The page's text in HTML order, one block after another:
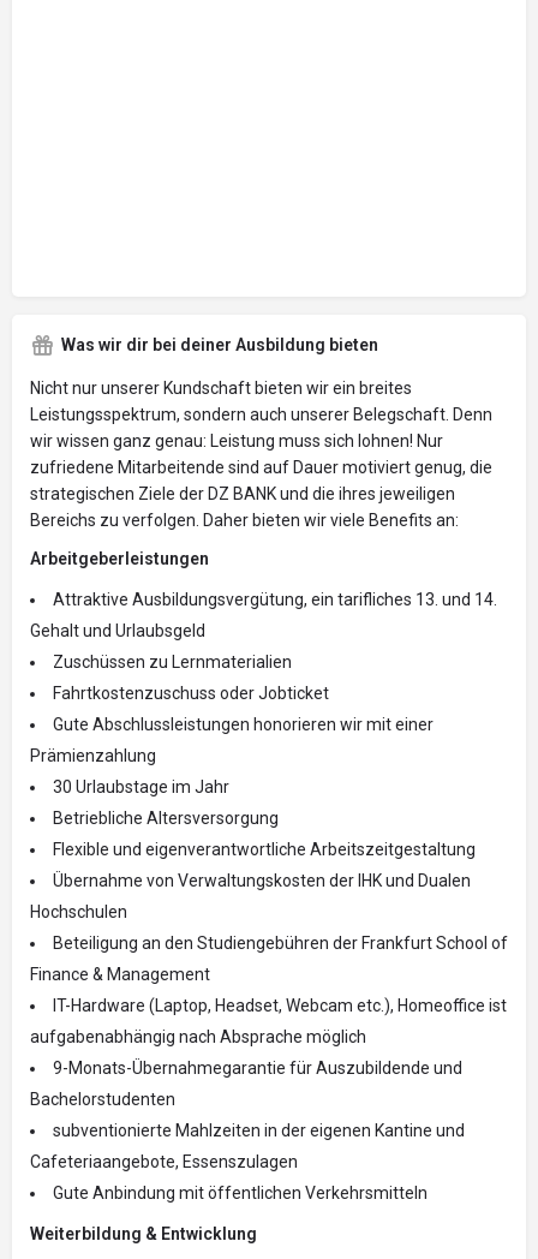
Was wir dir bei deiner Ausbildung bieten
Nicht nur unserer Kundschaft bieten wir ein breites
Leistungsspektrum, sondern auch unserer Belegschaft. Denn
wir wissen ganz genau: Leistung muss sich lohnen! Nur
zufriedene Mitarbeitende sind auf Dauer motiviert genug, die
strategischen Ziele der DZ BANK und die ihres jeweiligen
Bereichs zu verfolgen. Daher bieten wir viele Benefits an:
Arbeitgeberleistungen
Attraktive Ausbildungsvergütung, ein tarifliches 13. und 14.
Gehalt und Urlaubsgeld
Zuschüssen zu Lernmaterialien
Fahrtkostenzuschuss oder Jobticket
Gute Abschlussleistungen honorieren wir mit einer
Prämienzahlung
30 Urlaubstage im Jahr
Betriebliche Altersversorgung
Flexible und eigenverantwortliche Arbeitszeitgestaltung
Übernahme von Verwaltungskosten der IHK und Dualen
Hochschulen
Beteiligung an den Studiengebühren der Frankfurt School of
Finance & Management
IT-Hardware (Laptop, Headset, Webcam etc.), Homeoffice ist
aufgabenabhängig nach Absprache möglich
9-Monats-Übernahmegarantie für Auszubildende und
Bachelorstudenten
subventionierte Mahlzeiten in der eigenen Kantine und
Cafeteriaangebote, Essenszulagen
Gute Anbindung mit öffentlichen Verkehrsmitteln
Weiterbildung & Entwicklung